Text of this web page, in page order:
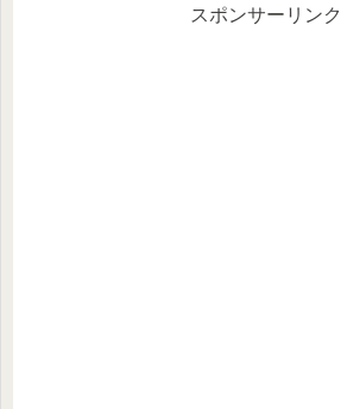
スポンサーリンク